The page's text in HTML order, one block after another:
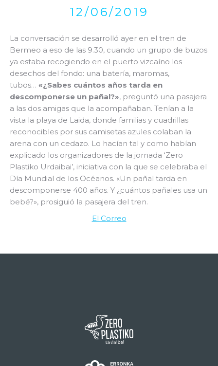
12/06/2019
La conversación se desarrolló ayer en el tren de
Bermeo a eso de las 9.30, cuando un grupo de buzos
ya estaba recogiendo en el puerto vizcaíno los
desechos del fondo: una batería, maromas,
tubos… «¿Sabes cuántos años tarda en
descomponerse un pañal?», preguntó una pasajera
a las dos amigas que la acompañaban. Tenían a la
vista la playa de Laida, donde familias y cuadrillas
reconocibles por sus camisetas azules colaban la
arena con un cedazo. Lo hacían tal y como habían
explicado los organizadores de la jornada ‘Zero
Plastiko Urdaibai’, iniciativa con la que se celebraba el
Día Mundial de los Océanos. «Un pañal tarda en
descomponerse 400 años. Y ¿cuántos pañales usa un
bebé?», prosiguió la pasajera del tren.
El Correo